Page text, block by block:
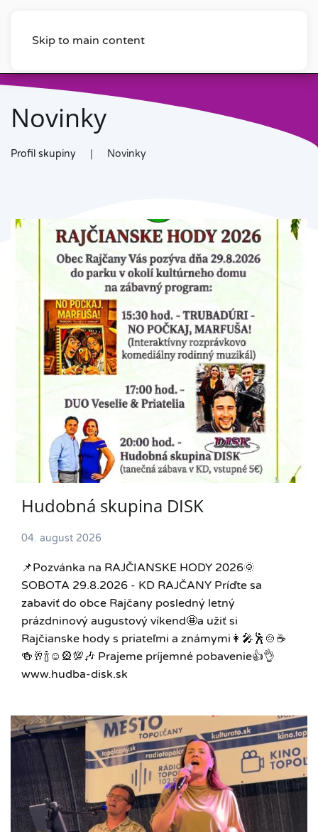
Skip to main content
Novinky
Profil skupiny Novinky
Hudobná skupina DISK
04. august 2026
📌Pozvánka na RAJČIANSKE HODY 2026🌞
SOBOTA 29.8.2026 - KD RAJČANY Príďte sa
zabaviť do obce Rajčany posledný letný
prázdninový augustový víkend🤩a užiť si
Rajčianske hody s priateľmi a známymi👩‍🎤🕺🍲☕️
🍻🥂🍾☺🎡💯🎶 Prajeme príjemné pobavenie👍👌
www.hudba-disk.sk